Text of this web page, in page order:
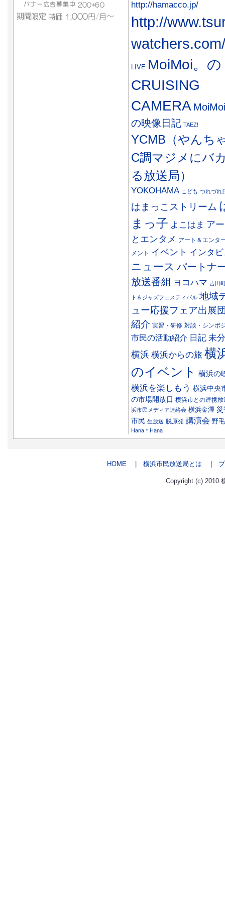
http://hamacco.jp/
http://
watchers.com/
LIVE MoiMoi。の
CRUISING
CAMERA
の映像日記 TAEZ!
YCMB（やんち
C調マジメにバ
る放送局）
YOKOHAMA こども つれづれ
はまっこストリーム
まっ子 よこはま ア
とエンタメ アート＆エンタ
メント
イベント インタ
ニュース パートナ
放送番組 ヨコハマ 吉田
ト＆ジャズフェスティバル 地域
ュー応援フェア出展
紹介 実習・研修 対談・シンポ
市民の活動紹介 日記 未
横浜 横浜からの旅 横
のイベント
横浜の
横浜を楽しもう 横浜中央
の市場開放日 横浜市との連携放
浜市民メディア連絡会 横浜金澤
市民 生放送 脱原発 講演会 野毛
Hana＊Hana
HOME | 横浜市民放送局とは | プ
Copyright (c) 2010